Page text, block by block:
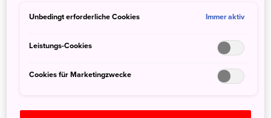
Urlaub auch fürRaucher entspannt bleiben kann.
Unbedingt erforderliche Cookies Immer aktiv
Leistungs-Cookies
Cookies für Marketingzwecke